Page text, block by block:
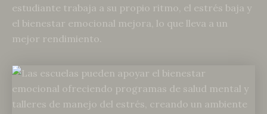
estudiante trabaja a su propio ritmo, el estrés baja y
el bienestar emocional mejora, lo que lleva a un
mejor rendimiento.